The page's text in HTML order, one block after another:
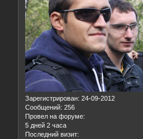
Зарегистрирован: 24-09-2012
Сообщений: 256
Провел на форуме:
5 дней 2 часа
Последний визит: